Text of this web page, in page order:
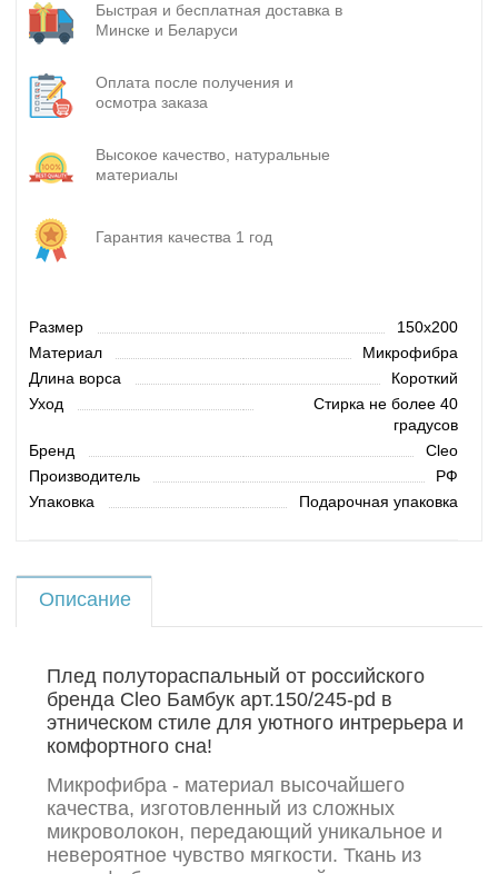
Быстрая и бесплатная доставка в
Минске и Беларуси
Оплата после получения и
осмотра заказа
Высокое качество, натуральные
материалы
Гарантия качества 1 год
Размер
150х200
Материал
Микрофибра
Длина ворса
Короткий
Уход
Стирка не более 40
градусов
Бренд
Cleo
Производитель
РФ
Упаковка
Подарочная упаковка
Описание
Плед полутораспальный от российского
бренда Cleo Бамбук арт.150/245-pd в
этническом стиле для уютного интрерьера и
комфортного сна!
Микрофибра - материал высочайшего
качества, изготовленный из сложных
микроволокон, передающий уникальное и
невероятное чувство мягкости. Ткань из